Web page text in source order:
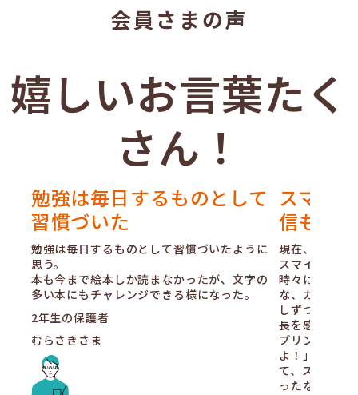
会員さまの声
嬉しいお言葉たく
さん！
勉強は毎日するものとして
習慣づいた
勉強は毎日するものとして習慣づいたように
思う。
本も今まで絵本しか読まなかったが、文字の
多い本にもチャレンジできる様になった。
2年生の保護者
むらさきさま
スマイ
信もつ
現在、小学１
スマイルゼミ
時々はみ出し
な、カタカナ
しずつ読み書
長を感じます
プリントの名
よ！」と、と
て、スマイル
ったなと思い